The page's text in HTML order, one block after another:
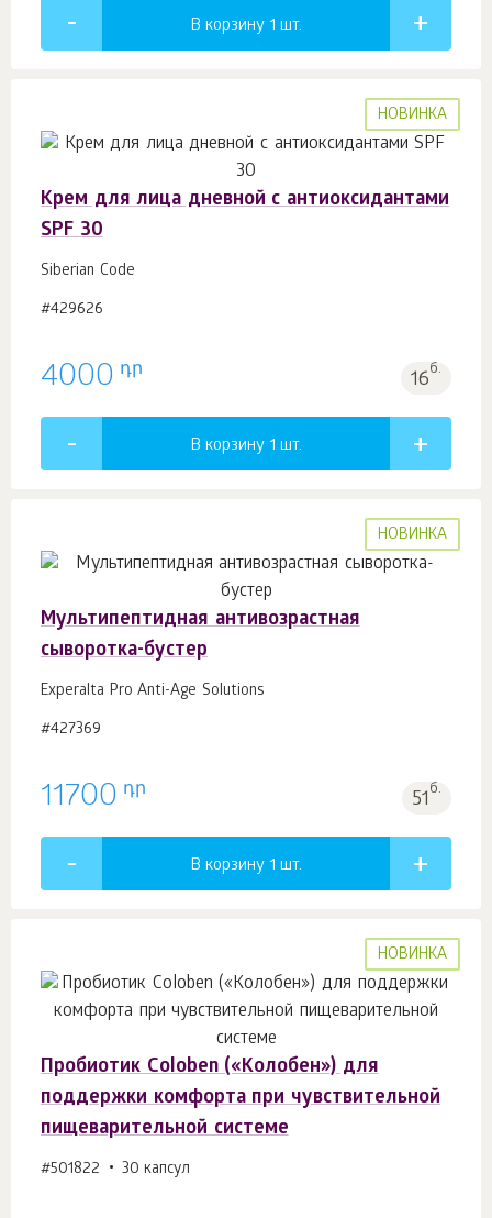
В корзину 1 шт.
НОВИНКА
Крем для лица дневной с антиоксидантами
SPF 30
Siberian Code
#429626
4000 դր 16б.
В корзину 1 шт.
НОВИНКА
Мультипептидная антивозрастная
сыворотка-бустер
Experalta Pro Anti-Age Solutions
#427369
11700 դր 51б.
В корзину 1 шт.
НОВИНКА
Пробиотик Coloben («Колобен») для
поддержки комфорта при чувствительной
пищеварительной системе
#501822 30 капсул